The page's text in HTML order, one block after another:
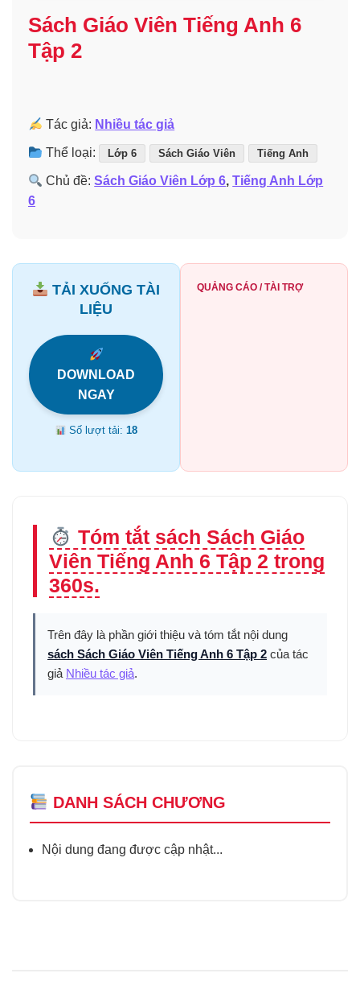
Sách Giáo Viên Tiếng Anh 6
Tập 2
Tác giả: Nhiều tác giả
Thể loại: Lớp 6 Sách Giáo Viên Tiếng Anh
Chủ đề:Sách Giáo Viên Lớp 6,Tiếng Anh Lớp
6
TẢI XUỐNG TÀI
LIỆU
DOWNLOAD
NGAY
Số lượt tải:18
QUẢNG CÁO / TÀI TRỢ
Tóm tắt sách Sách Giáo
Viên Tiếng Anh 6 Tập 2 trong
360s.
Trên đây là phần giới thiệu và tóm tắt nội dung
sách Sách Giáo Viên Tiếng Anh 6 Tập 2 của tác
giả Nhiều tác giả.
DANH SÁCH CHƯƠNG
Nội dung đang được cập nhật...